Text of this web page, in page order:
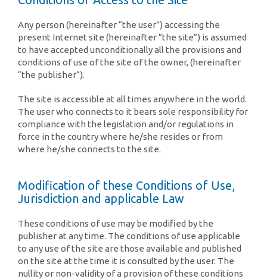
Any person (hereinafter “the user”) accessing the
present Internet site (hereinafter “the site”) is assumed
to have accepted unconditionally all the provisions and
conditions of use of the site of the owner, (hereinafter
“the publisher“).
The site is accessible at all times anywhere in the world.
The user who connects to it bears sole responsibility for
compliance with the legislation and/or regulations in
force in the country where he/she resides or from
where he/she connects to the site.
Modification of these Conditions of Use,
Jurisdiction and applicable Law
These conditions of use may be modified by the
publisher at any time. The conditions of use applicable
to any use of the site are those available and published
on the site at the time it is consulted by the user. The
nullity or non-validity of a provision of these conditions